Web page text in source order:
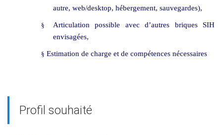
autre, web/desktop, hébergement, sauvegardes),
§
Articulation possible avec d’autres briques SIH
envisagées,
§ Estimation de charge et de compétences nécessaires
Profil souhaité